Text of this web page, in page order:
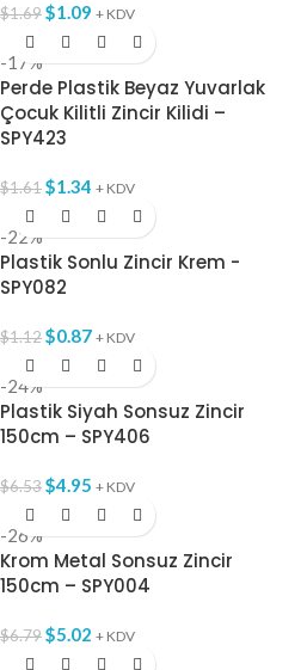
$1.69$1.09 + KDV
-17%
Perde Plastik Beyaz Yuvarlak
Çocuk Kilitli Zincir Kilidi –
SPY423
$1.61$1.34 + KDV
-22%
Plastik Sonlu Zincir Krem -
SPY082
$1.12$0.87 + KDV
-24%
Plastik Siyah Sonsuz Zincir
150cm – SPY406
$6.53$4.95 + KDV
-26%
Krom Metal Sonsuz Zincir
150cm – SPY004
$6.79$5.02 + KDV